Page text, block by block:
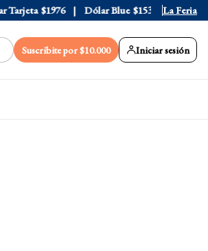
$1976 Dólar Blue $1530 Dólar
La Feria
Suscribite por $10.000 Iniciar sesión